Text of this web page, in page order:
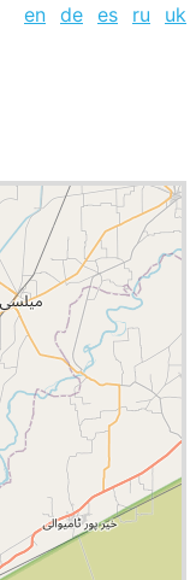
en de es ru uk